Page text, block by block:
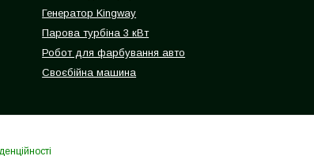
Генератор Kingway
Парова турбіна 3 кВт
Робот для фарбування авто
Своєбійна машина